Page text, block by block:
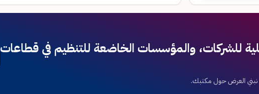
للشركات، والمؤسسات الخاضعة للتنظيم في قطاعات
العرض حول مكتبك.